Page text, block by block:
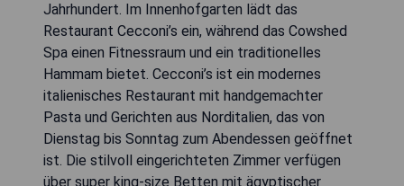
Jahrhundert. Im Innenhofgarten lädt das
Restaurant Cecconi’s ein, während das Cowshed
Spa einen Fitnessraum und ein traditionelles
Hammam bietet. Cecconi’s ist ein modernes
italienisches Restaurant mit handgemachter
Pasta und Gerichten aus Norditalien, das von
Dienstag bis Sonntag zum Abendessen geöffnet
ist. Die stilvoll eingerichteten Zimmer verfügen
über super king-size Betten mit ägyptischer